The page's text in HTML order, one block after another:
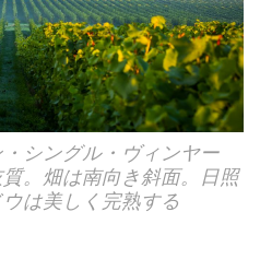
シングル・ヴィンヤー
。畑は南向き斜面。日照
は美しく完熟する